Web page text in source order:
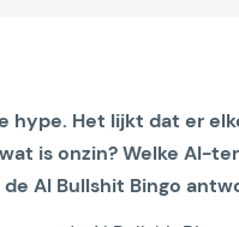
hype. Het lijkt dat er
is onzin? Welke AI-
AI Bullshit Bingo